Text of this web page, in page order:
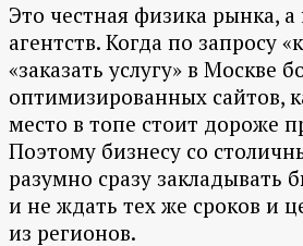
Это честная физика рынка, а
агентств. Когда по запросу
«заказать услугу» в Москве
оптимизированных сайтов,
место в топе стоит дороже
Поэтому бизнесу со
разумно сразу закладывать
и не ждать тех же сроков и
из регионов.